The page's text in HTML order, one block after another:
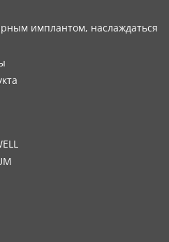
имплантом, наслаждаться